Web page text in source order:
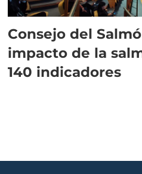
Consejo del
impacto de la
140 indicadores